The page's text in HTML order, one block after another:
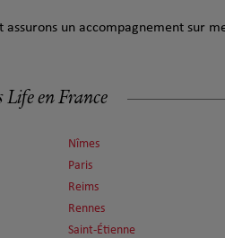
un accompagnement sur
Life en France
Nîmes
Paris
Reims
Rennes
Saint-Étienne